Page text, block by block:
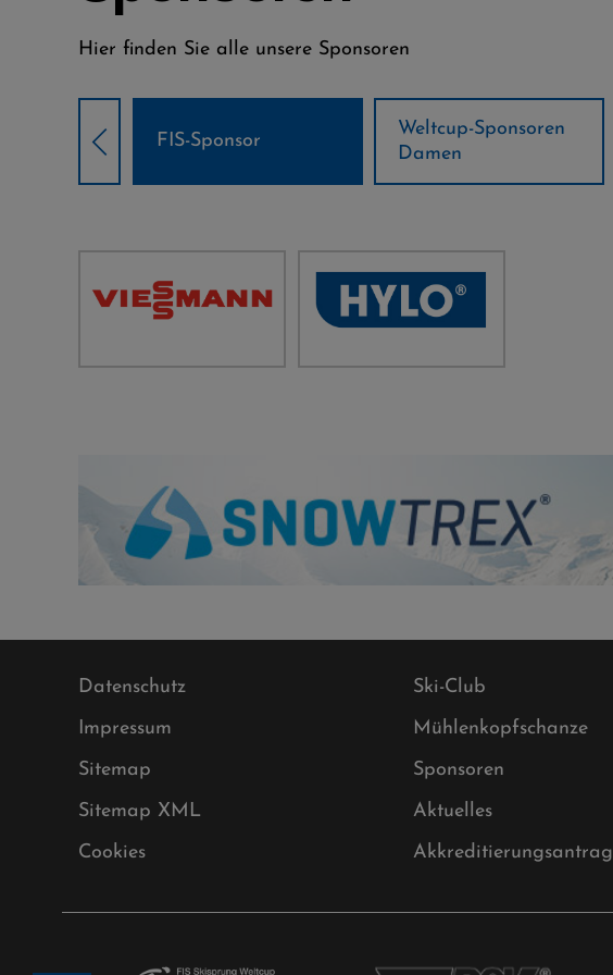
Hier finden Sie alle unsere Sponsoren
Weltcup-Sponsoren
Damen
Weltcup-Sponsoren
Herren
Datenschutz
Impressum
Sitemap
Sitemap XML
Cookies
Ski-Club
Mühlenkopfschanze
Sponsoren
Aktuelles
Akkreditierungsantrag